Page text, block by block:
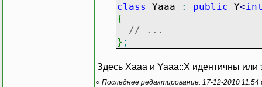
class Yaaa : public Y<
{
// ...
} ;
Здесь Xaaa и Yaaa::X идентичны или
« Последнее редактирование: 17-12-2010 11:54